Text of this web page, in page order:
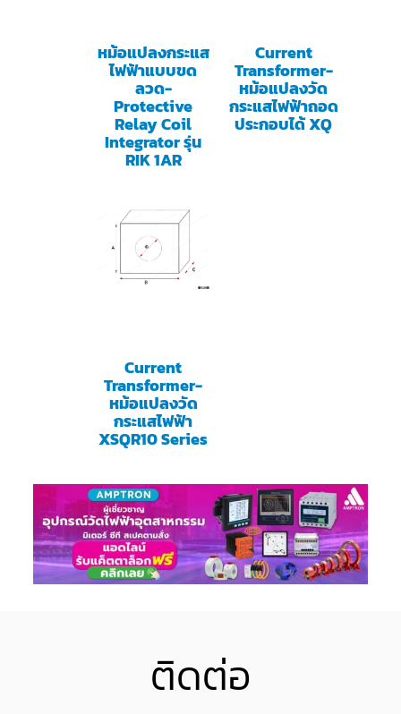
หม้อแปลงกระแส
ไฟฟ้าแบบขด
ลวด-
Protective
Relay Coil
Integrator รุ่น
RIK 1AR
Current
Transformer-
หม้อแปลงวัด
กระแสไฟฟ้าถอด
ประกอบได้ XQ
Current
Transformer-
หม้อแปลงวัด
กระแสไฟฟ้า
XSQR10 Series
ติดต่อ